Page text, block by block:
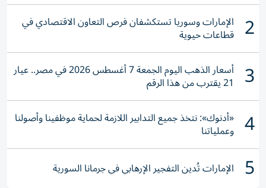
2 الإمارات وسوريا تستكشفان فرص التعاون الاقتصادي في
قطاعات حيوية
3 أسعار الذهب اليوم الجمعة 7 أغسطس 2026 في مصر.. عيار
21 يقترب من هذا الرقم
4 «أدنوك»: نتخذ جميع التدابير اللازمة لحماية موظفينا وأصولنا
وعملياتنا
5 الإمارات تُدين التفجير الإرهابي في جرمانا السورية